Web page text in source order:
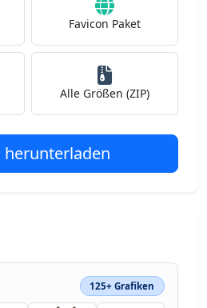
Favicon Paket
Alle Größen (ZIP)
herunterladen
125+ Grafiken